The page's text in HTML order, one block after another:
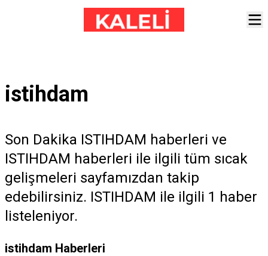
istihdam
Son Dakika ISTIHDAM haberleri ve
ISTIHDAM haberleri ile ilgili tüm sıcak
gelişmeleri sayfamızdan takip
edebilirsiniz. ISTIHDAM ile ilgili 1 haber
listeleniyor.
istihdam Haberleri